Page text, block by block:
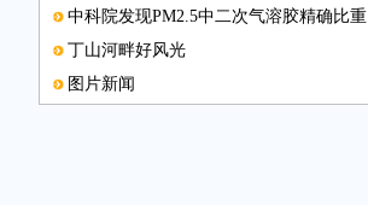
中科院发现PM2.5中二次气溶胶精确比重
丁山河畔好风光
图片新闻